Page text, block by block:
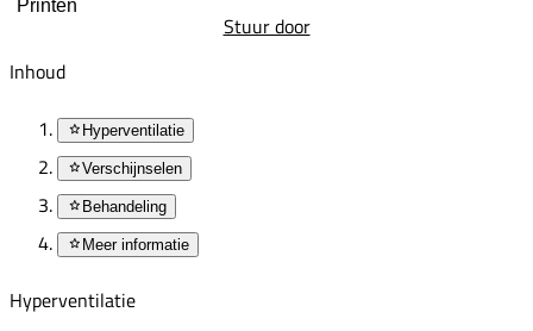
Printen
Stuur door
Inhoud
Hyperventilatie
Verschijnselen
Behandeling
Meer informatie
Hyperventilatie